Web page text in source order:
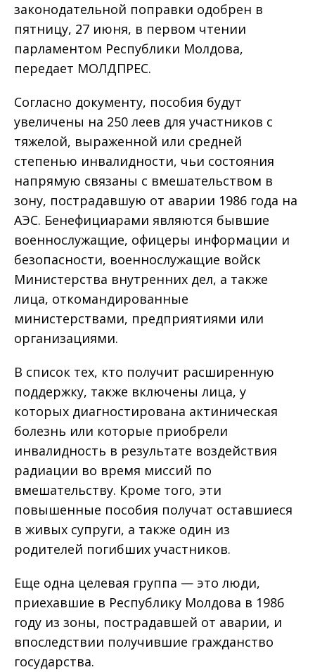
законодательной поправки одобрен в
пятницу, 27 июня, в первом чтении
парламентом Республики Молдова,
передает МОЛДПРЕС.
Согласно документу, пособия будут
увеличены на 250 леев для участников с
тяжелой, выраженной или средней
степенью инвалидности, чьи состояния
напрямую связаны с вмешательством в
зону, пострадавшую от аварии 1986 года на
АЭС. Бенефициарами являются бывшие
военнослужащие, офицеры информации и
безопасности, военнослужащие войск
Министерства внутренних дел, а также
лица, откомандированные
министерствами, предприятиями или
организациями.
В список тех, кто получит расширенную
поддержку, также включены лица, у
которых диагностирована актиническая
болезнь или которые приобрели
инвалидность в результате воздействия
радиации во время миссий по
вмешательству. Кроме того, эти
повышенные пособия получат оставшиеся
в живых супруги, а также один из
родителей погибших участников.
Еще одна целевая группа — это люди,
приехавшие в Республику Молдова в 1986
году из зоны, пострадавшей от аварии, и
впоследствии получившие гражданство
государства.